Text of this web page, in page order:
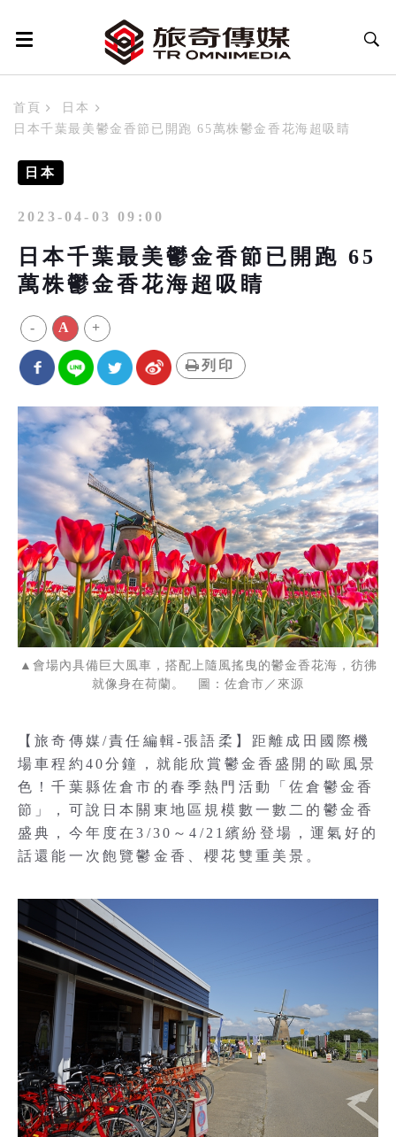
首頁
日本
日本千葉最美鬱金香節已開跑 65萬株鬱金香花海超吸睛
日本
2023-04-03 09:00
日本千葉最美鬱金香節已開跑 65
萬株鬱金香花海超吸睛
- A +
列印
▲會場內具備巨大風車，搭配上隨風搖曳的鬱金香花海，彷彿
就像身在荷蘭。 圖：佐倉市／來源
【旅奇傳媒/責任編輯-張語柔】距離成田國際機
場車程約40分鐘，就能欣賞鬱金香盛開的歐風景
色！千葉縣佐倉市的春季熱門活動「佐倉鬱金香
節」，可說日本關東地區規模數一數二的鬱金香
盛典，今年度在3/30～4/21繽紛登場，運氣好的
話還能一次飽覽鬱金香、櫻花雙重美景。